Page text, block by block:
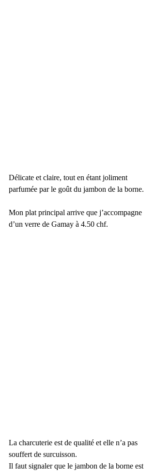
Délicate et claire, tout en étant joliment
parfumée par le goût du jambon de la borne.
Mon plat principal arrive que j’accompagne
d’un verre de Gamay à 4.50 chf.
La charcuterie est de qualité et elle n’a pas
souffert de surcuisson.
Il faut signaler que le jambon de la borne est